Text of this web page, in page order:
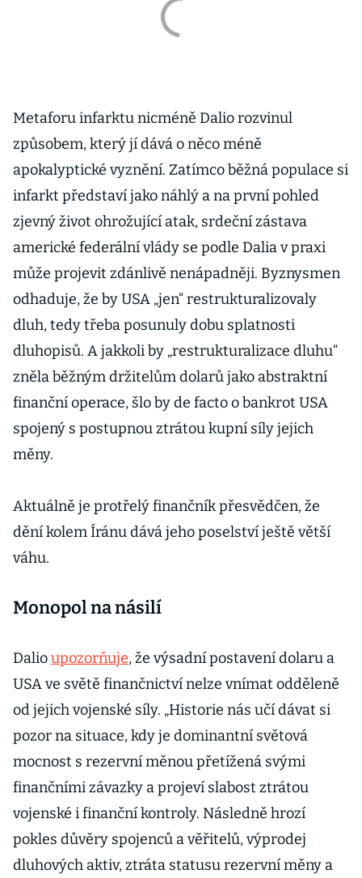
Metaforu infarktu nicméně Dalio rozvinul
způsobem, který jí dává o něco méně
apokalyptické vyznění. Zatímco běžná populace si
infarkt představí jako náhlý a na první pohled
zjevný život ohrožující atak, srdeční zástava
americké federální vlády se podle Dalia v praxi
může projevit zdánlivě nenápadněji. Byznysmen
odhaduje, že by USA „jen“ restrukturalizovaly
dluh, tedy třeba posunuly dobu splatnosti
dluhopisů. A jakkoli by „restrukturalizace dluhu“
zněla běžným držitelům dolarů jako abstraktní
finanční operace, šlo by de facto o bankrot USA
spojený s postupnou ztrátou kupní síly jejich
měny.
Aktuálně je protřelý finančník přesvědčen, že
dění kolem Íránu dává jeho poselství ještě větší
váhu.
Monopol na násilí
Dalioupozorňuje, že výsadní postavení dolaru a
USA ve světě finančnictví nelze vnímat odděleně
od jejich vojenské síly. „Historie nás učí dávat si
pozor na situace, kdy je dominantní světová
mocnost s rezervní měnou přetížená svými
finan­čními závazky a projeví slabost ztrátou
vojenské i finanční kontroly. Následně hrozí
pokles důvěry spojenců a věřitelů, výprodej
dluhových aktiv, ztráta statusu rezervní měny a